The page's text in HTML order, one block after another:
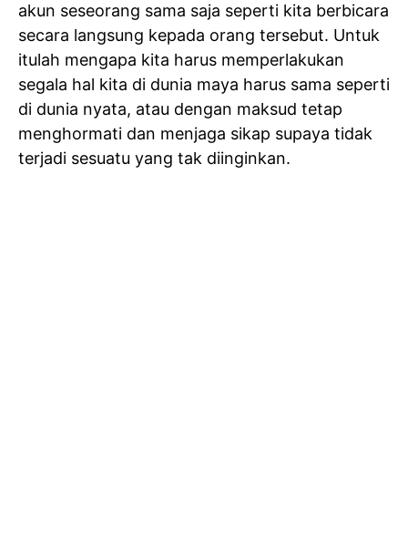
akun seseorang sama saja seperti kita berbicara
secara langsung kepada orang tersebut. Untuk
itulah mengapa kita harus memperlakukan
segala hal kita di dunia maya harus sama seperti
di dunia nyata, atau dengan maksud tetap
menghormati dan menjaga sikap supaya tidak
terjadi sesuatu yang tak diinginkan.